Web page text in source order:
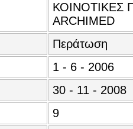
ΚΟΙΝΟΤΙΚΕΣ
ARCHIMED
Περάτωση
1 - 6 - 2006
30 - 11 - 2008
9